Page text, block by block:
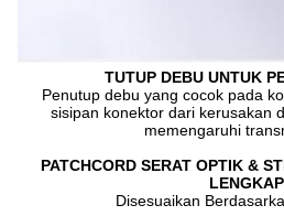
TUTUP DEBU UNTUK
Penutup debu yang cocok pada
sisipan konektor dari kerusakan
memengaruhi
PATCHCORD SERAT OPTIK &
LENGKAP
Disesuaikan